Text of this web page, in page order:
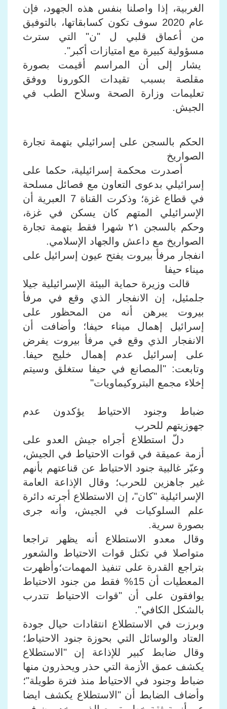
الغربية، إذا واصلنا بنفس هذه الجهود، فإن
عام 2020 سوف تكون كسابقاتها، بالتوفيق
من أعماق قلبي ل "ن" التي سترث
مسؤولية كبيرة مع امتيازات أكبر".
يشار إلى أن المراسم أقيمت بصورة
مقلصة بسبب تقيدات الكورونا ووفق
تعليمات وزارة الصحة وسلاح الطب في
الجيش.
الحكم بالسجن على إسرائيلي بتهمة تجارة
الصواريخ
أصدرت محكمة إسرائيلية، حكما على
إسرائيلي بدعوى التعاون مع فصائل مسلحة
في قطاع غزة؛ وذكرت القناة 7 العبرية أن
الإسرائيلي المتهم كان يسكن في غزة،
وحكم بالسجن ٢١ شهرا فقط بتهمة تجارة
الصواريخ مع داعش والجهاد الإسلامي.
انفجار مرفأ بيروت يفتح عيون إسرائيل على
ميناء حيفا
قالت وزيرة حماية البيئة الإسرائيلية جيلا
جلمئيل، إن الانفجار الذي وقع في مرفأ
بيروت يبرهن أنه من المحظور على
إسرائيل إهمال ميناء حيفا؛ وأضافت أن
الانفجار الذي وقع في مرفأ بيروت يفرض
على إسرائيل عدم إهمال خليج حيفا.
وتابعت: "المصانع في حيفا ستغلق وسيتم
إخلاء مجمع البتروكيماويات"
ضباط وجنود الاحتياط يؤكدون عدم
جهوزيتهم للحرب
دلّ استطلاع أجراه جيش العدو على
أزمة عميقة في قوات الاحتياط في الجيش،
وعبّر غالبية جنود الاحتياط عن قناعتهم بأنهم
غير جاهزين للحرب؛ وقال الإذاعة العامة
الإسرائيلية "كان"، إن الاستطلاع أجرته دائرة
علم السلوكيات في الجيش، وأنه جرى
بصورة سرية.
وقال معدو الاستطلاع أنه يظهر تراجعا
متواصلا في تكتل قوات الاحتياط والشعور
بتراجع القدرة على تنفيذ المهمات؛وأظهرت
المعطيات أن 15% فقط من جنود الاحتياط
يوافقون على أن "قوات الاحتياط تتدرب
بالشكل الكافي".
وبرزت في الاستطلاع انتقادات حيال جودة
العتاد والوسائل التي بحوزة جنود الاحتياط؛
وقال ضابط كبير للإذاعة إن "الاستطلاع
يكشف عمق الأزمة التي حذر ويحذرون منها
ضباط وجنود في الاحتياط منذ فترة طويلة"؛
وأضاف الضابط أن "الاستطلاع يكشف ايضا